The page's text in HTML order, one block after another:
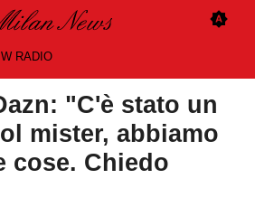
RADIO
"C'è stato un
mister, abbiamo
cose. Chiedo